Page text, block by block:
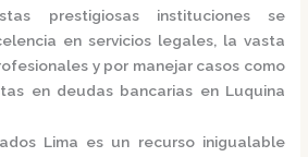
stas prestigiosas instituciones se
en servicios legales, la vasta
y por manejar casos como
en deudas bancarias en Luquina
Lima es un recurso inigualable